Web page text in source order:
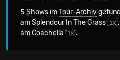
5 Shows imTour-Archiv
am Splendour In The Grass [1x]
am Coachella
[1x] .